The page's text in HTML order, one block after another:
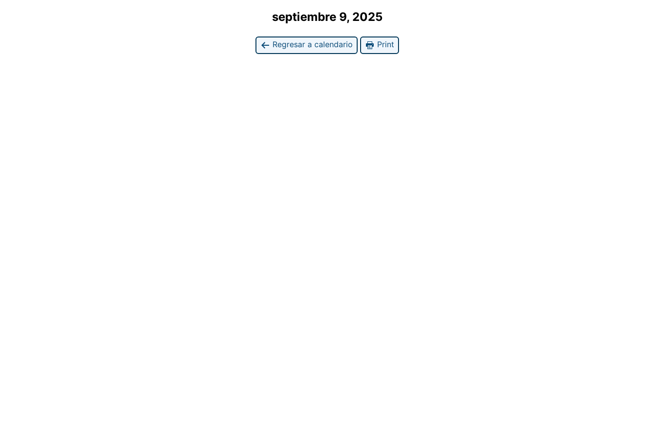
septiembre 9, 2025
Regresar a calendario Print